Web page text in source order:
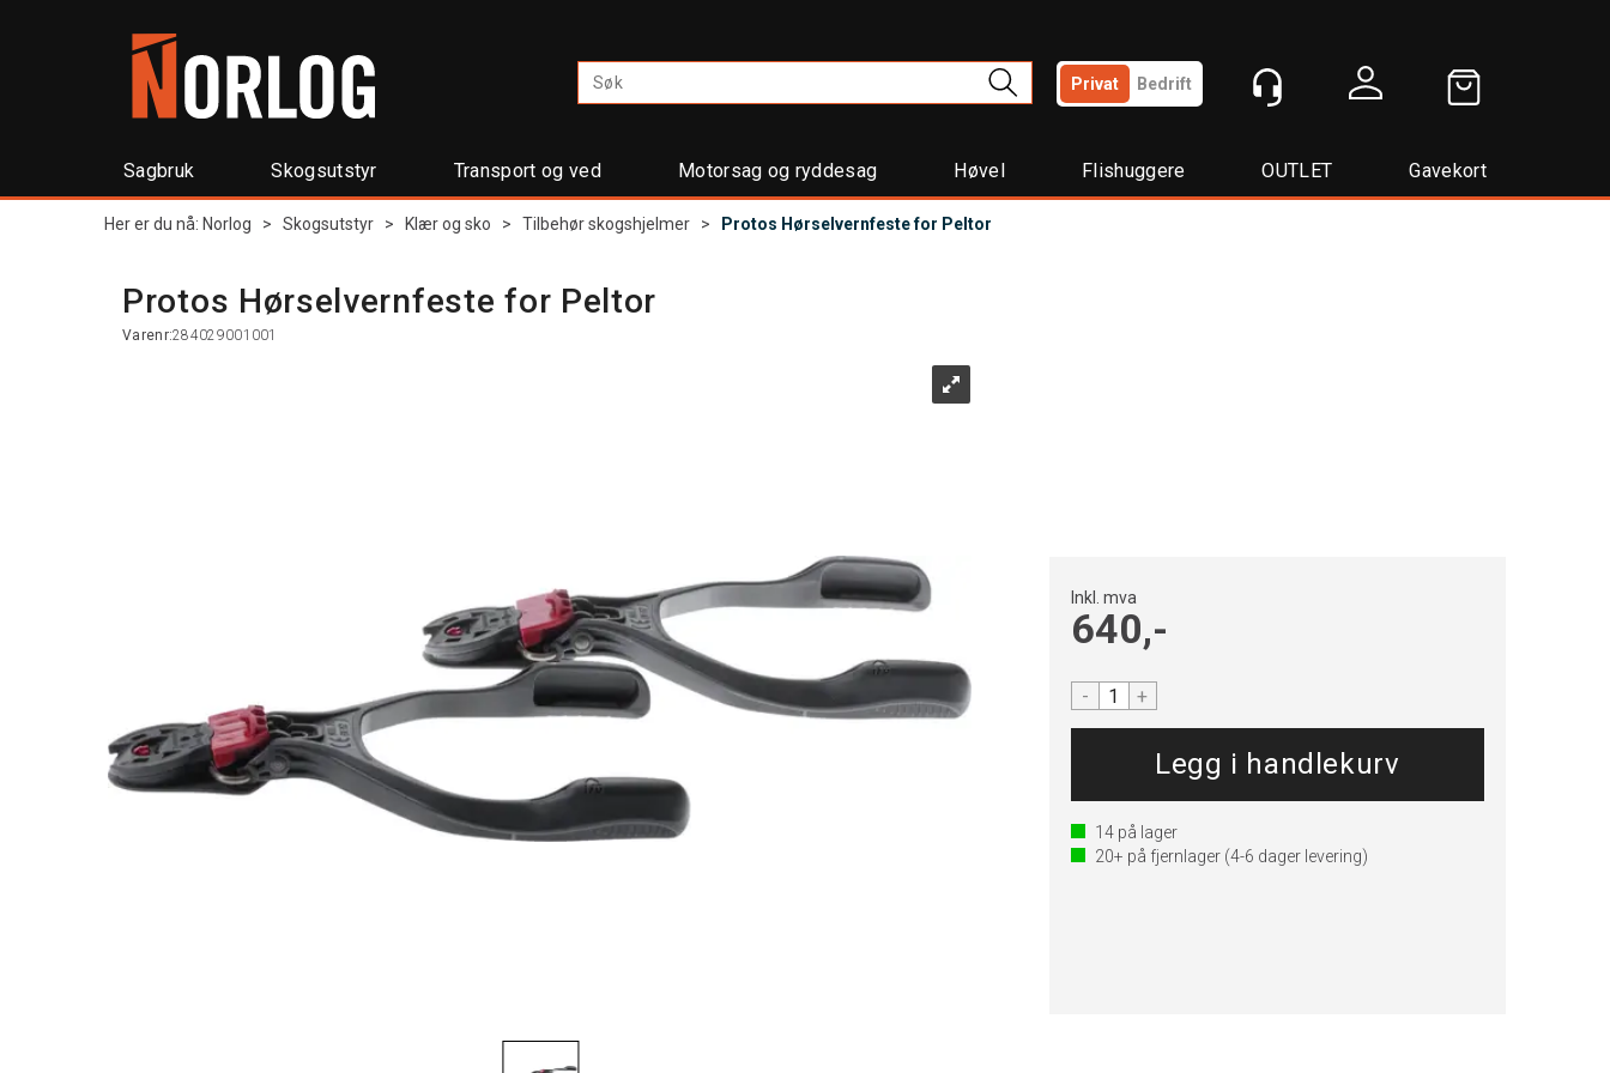
Privat Bedrift
Sagbruk Skogsutstyr Transport og ved Motorsag og ryddesag Høvel Flishuggere OUTLET Gavekort
Her er du nå: Norlog > Skogsutstyr > Klær og sko > Tilbehør skogshjelmer > Protos Hørselvernfeste for Peltor
Protos Hørselvernfeste for Peltor
Varenr:284029001001
Inkl. mva
640,-
- +
14på lager
20+ på fjernlager(4-6 dager levering)